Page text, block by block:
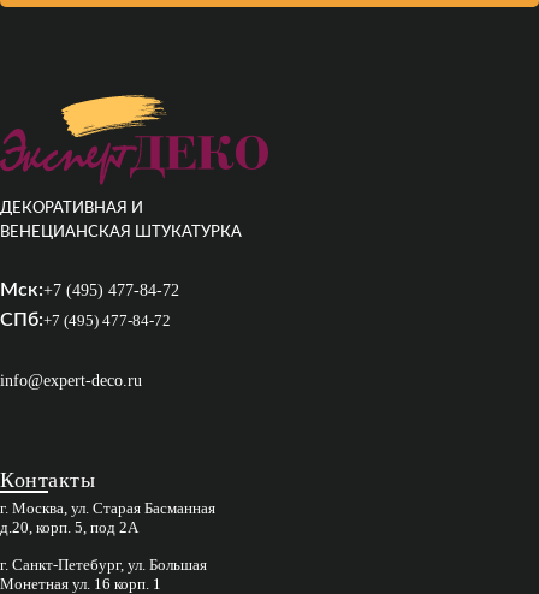
ДЕКОРАТИВНАЯ И
ВЕНЕЦИАНСКАЯ ШТУКАТУРКА
Мск:+7 (495) 477-84-72
СПб:+7 (495) 477-84-72
info@expert-deco.ru
Контакты
г. Москва, ул. Старая Басманная
д.20, корп. 5, под 2А
г. Санкт-Петебург, ул. Большая
Монетная ул. 16 корп. 1